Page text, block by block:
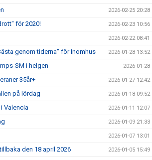
2026-02-25 20:28
för 2020! 2026-02-23 10:56
2026-02-22 08:41
genom tiderna" för Inomhus 2026-01-28 13:52
SM i helgen 2026-01-28
35år+ 2026-01-27 12:42
på lördag 2026-01-18 09:52
Valencia 2026-01-11 12:07
2026-01-09 21:33
2026-01-07 13:01
den 18 april 2026 2026-01-05 15:49